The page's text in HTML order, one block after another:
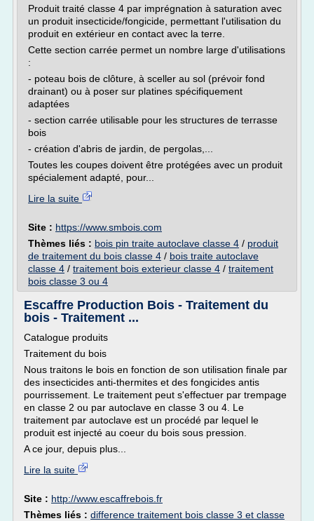
Produit traité classe 4 par imprégnation à saturation avec
un produit insecticide/fongicide, permettant l'utilisation du
produit en extérieur en contact avec la terre.
Cette section carrée permet un nombre large d'utilisations
:
- poteau bois de clôture, à sceller au sol (prévoir fond
drainant) ou à poser sur platines spécifiquement
adaptées
- section carrée utilisable pour les structures de terrasse
bois
- création d'abris de jardin, de pergolas,...
Toutes les coupes doivent être protégées avec un produit
spécialement adapté, pour...
Lire la suite
Site : https://www.smbois.com
Thèmes liés : bois pin traite autoclave classe 4 / produit
de traitement du bois classe 4 / bois traite autoclave
classe 4 / traitement bois exterieur classe 4 / traitement
bois classe 3 ou 4
Escaffre Production Bois - Traitement du
bois - Traitement ...
Catalogue produits
Traitement du bois
Nous traitons le bois en fonction de son utilisation finale par
des insecticides anti-thermites et des fongicides antis
pourrissement. Le traitement peut s'effectuer par trempage
en classe 2 ou par autoclave en classe 3 ou 4. Le
traitement par autoclave est un procédé par lequel le
produit est injecté au coeur du bois sous pression.
A ce jour, depuis plus...
Lire la suite
Site : http://www.escaffrebois.fr
Thèmes liés : difference traitement bois classe 3 et classe